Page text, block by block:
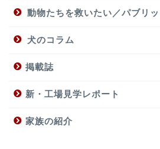
動物たちを救いたい／パブリ
犬のコラム
掲載誌
新・工場見学レポート
家族の紹介